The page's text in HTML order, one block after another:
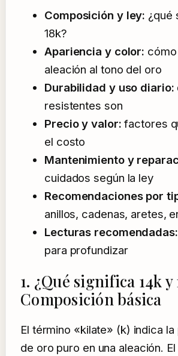
Composición y ley: ¿qué
18k?
Apariencia y color:
aleación al tono del oro
Durabilidad y uso diario:
resistentes son
Precio y valor: factores
el costo
Mantenimiento y
cuidados según la ley
Recomendaciones por
anillos, cadenas, aretes,
Lecturas recomendadas:
para profundizar
1. ¿Qué significa 14k y
Composición básica
El término «kilate» (k) indica
de oro puro en una aleación.